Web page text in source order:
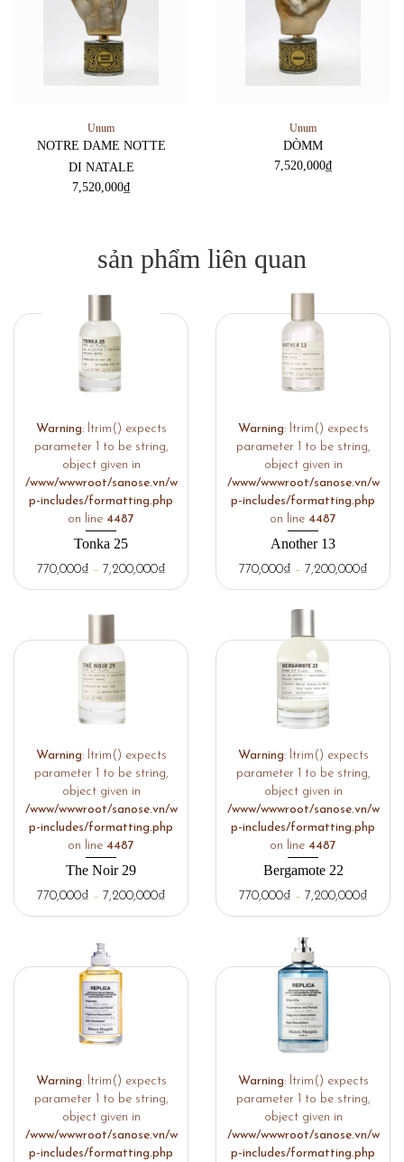
Unum
NOTRE DAME NOTTE
DI NATALE
7,520,000₫
Unum
DÒMM
7,520,000₫
sản phẩm liên quan
Warning: ltrim() expects
parameter 1 to be string,
object given in
/www/wwwroot/sanose.vn/w
p-includes/formatting.php
on line 4487
Tonka 25
770,000₫ – 7,200,000₫
Warning: ltrim() expects
parameter 1 to be string,
object given in
/www/wwwroot/sanose.vn/w
p-includes/formatting.php
on line 4487
Another 13
770,000₫ – 7,200,000₫
Warning: ltrim() expects
parameter 1 to be string,
object given in
/www/wwwroot/sanose.vn/w
p-includes/formatting.php
on line 4487
The Noir 29
770,000₫ – 7,200,000₫
Warning: ltrim() expects
parameter 1 to be string,
object given in
/www/wwwroot/sanose.vn/w
p-includes/formatting.php
on line 4487
Bergamote 22
770,000₫ – 7,200,000₫
Warning: ltrim() expects
parameter 1 to be string,
object given in
/www/wwwroot/sanose.vn/w
p-includes/formatting.php
Warning: ltrim() expects
parameter 1 to be string,
object given in
/www/wwwroot/sanose.vn/w
p-includes/formatting.php